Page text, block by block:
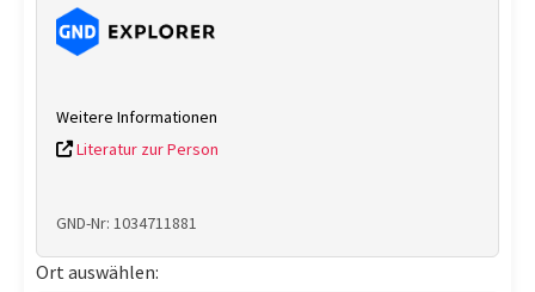
Weitere Informationen
Literatur zur Person
GND-Nr: 1034711881
Ort auswählen: